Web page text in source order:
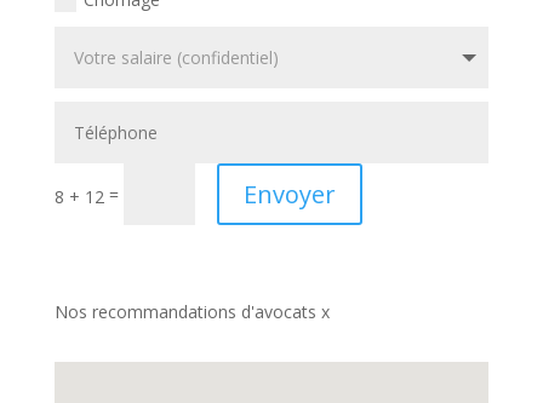
8 + 12 = Envoyer
Nos recommandations d'avocats x